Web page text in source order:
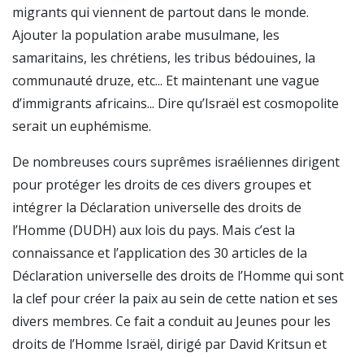
migrants qui viennent de partout dans le monde.
Ajouter la population arabe musulmane, les
samaritains, les chrétiens, les tribus bédouines, la
communauté druze, etc... Et maintenant une vague
d’immigrants africains... Dire qu’Israël est cosmopolite
serait un euphémisme.
De nombreuses cours suprêmes israéliennes dirigent
pour protéger les droits de ces divers groupes et
intégrer la Déclaration universelle des droits de
l’Homme (DUDH) aux lois du pays. Mais c’est la
connaissance et l’application des 30 articles de la
Déclaration universelle des droits de l’Homme qui sont
la clef pour créer la paix au sein de cette nation et ses
divers membres. Ce fait a conduit au Jeunes pour les
droits de l’Homme Israël, dirigé par David Kritsun et